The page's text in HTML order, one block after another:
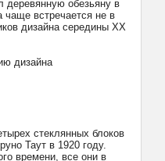
деревянную обезьяну в
чаще встречается не в
дизайна середины ХХ
стеклянных блоков
Таут в 1920 году.
времени, все они в